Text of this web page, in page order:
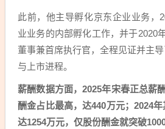
此前，他主导孵化京东企业业务，
业业务的内部孵化工作，并于2020
董事兼首席执行官，全程见证并主
与上市进程。
薪酬数据方面，2025年宋春正总薪
酬金占比最高，达440万元；2024
达1254万元，仅股份酬金就突破1000